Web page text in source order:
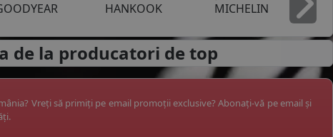
HANKOOK MICHELIN
de la producatori de top
Vreți să primiți pe email promoții exclusive? Abonați-vă pe email și